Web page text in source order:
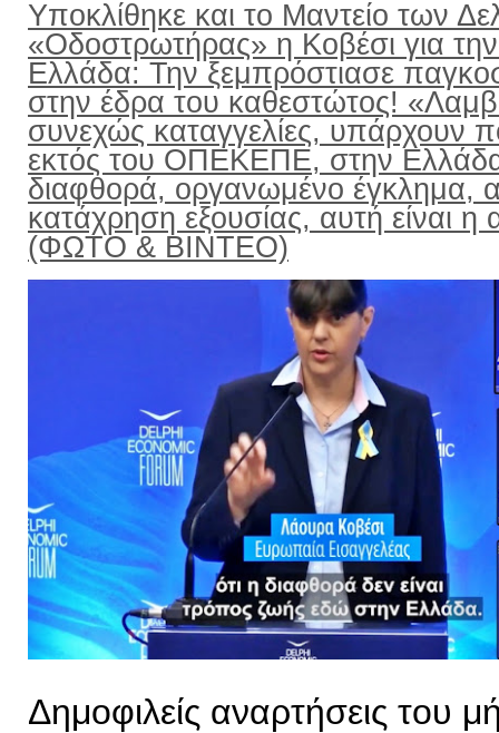
Υποκλίθηκε και το Μαντείο των
«Οδοστρωτήρας» η Κοβέσι για
Ελλάδα: Την ξεμπρόστιασε
στην έδρα του καθεστώτος!
συνεχώς καταγγελίες, υπάρχουν
εκτός του ΟΠΕΚΕΠΕ, στην
διαφθορά, οργανωμένο έγκλημα,
κατάχρηση εξουσίας, αυτή είναι η
(ΦΩΤΟ & ΒΙΝΤΕΟ)
Δημοφιλείς αναρτήσεις του